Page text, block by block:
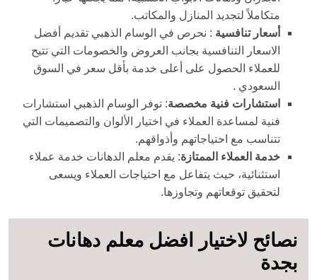
متكاملاً لتجديد المنازل والمكاتب.
أسعار تنافسية : نحرص في الوسام الذهبي تقديم أفضل
الاسعار التنافسية بجانب العروض والخصومات التي تتيح
للعملاء الحصول على أعلى خدمة بأقل سعر في السوق
السعودي .
استشارات فنية مخصصة: توفر الوسام الذهبي استشارات
فنية لمساعدة العملاء في اختيار الألوان والتصميمات التي
تتناسب مع احتياجاتهم وأذواقهم.
خدمة العملاء الممتازة: يقدم معلم الدهانات خدمة عملاء
استثنائية، حيث يتفاعل مع احتياجات العملاء ويسعى
لتحقيق توقعاتهم وتجاوزها.
نصائح لاختيار افضل معلم دهانات
بجدة